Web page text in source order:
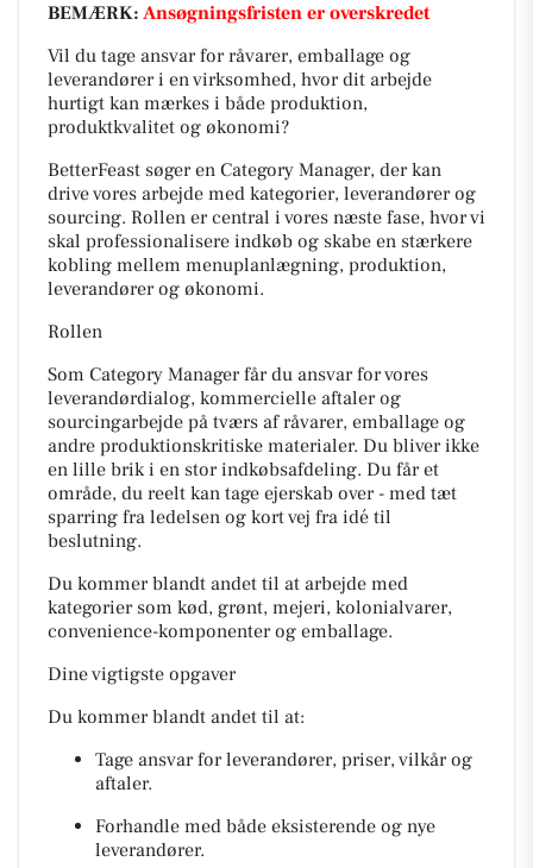
BEMÆRK: Ansøgningsfristen er overskredet
Vil du tage ansvar for råvarer, emballage og
leverandører i en virksomhed, hvor dit arbejde
hurtigt kan mærkes i både produktion,
produktkvalitet og økonomi?
BetterFeast søger en Category Manager, der kan
drive vores arbejde med kategorier, leverandører og
sourcing. Rollen er central i vores næste fase, hvor vi
skal professionalisere indkøb og skabe en stærkere
kobling mellem menuplanlægning, produktion,
leverandører og økonomi.
Rollen
Som Category Manager får du ansvar for vores
leverandørdialog, kommercielle aftaler og
sourcingarbejde på tværs af råvarer, emballage og
andre produktionskritiske materialer. Du bliver ikke
en lille brik i en stor indkøbsafdeling. Du får et
område, du reelt kan tage ejerskab over - med tæt
sparring fra ledelsen og kort vej fra idé til
beslutning.
Du kommer blandt andet til at arbejde med
kategorier som kød, grønt, mejeri, kolonialvarer,
convenience-komponenter og emballage.
Dine vigtigste opgaver
Du kommer blandt andet til at:
Tage ansvar for leverandører, priser, vilkår og
aftaler.
Forhandle med både eksisterende og nye
leverandører.